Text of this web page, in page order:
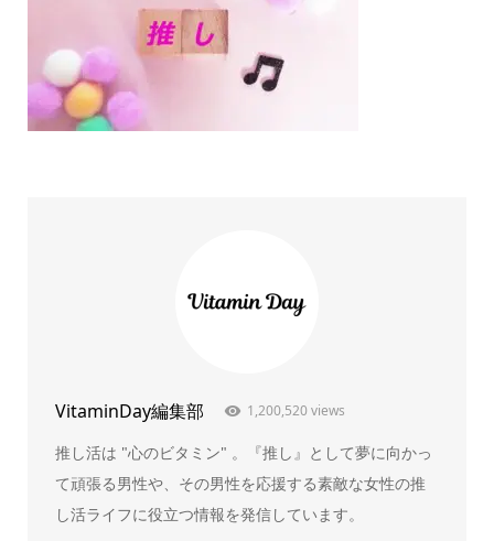
VitaminDay編集部 1,200,520 views
推し活は "心のビタミン" 。『推し』として夢に向かっ
て頑張る男性や、その男性を応援する素敵な女性の推
し活ライフに役立つ情報を発信しています。